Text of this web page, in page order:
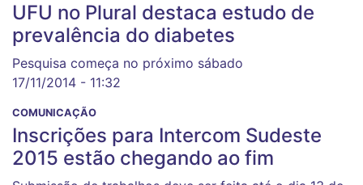
UFU no Plural destaca estudo de
prevalência do diabetes
Pesquisa começa no próximo sábado
17/11/2014 - 11:32
COMUNICAÇÃO
Inscrições para Intercom Sudeste
2015 estão chegando ao fim